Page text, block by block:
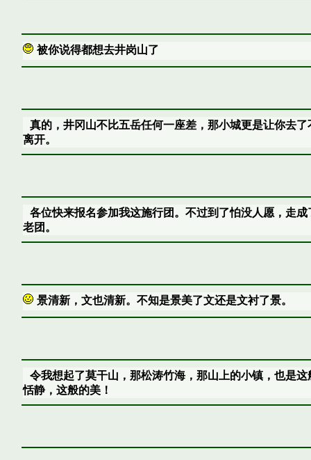
被你说得都想去井岗山了
真的，井冈山不比五岳任何一座差，那小城更是让你去了
离开。
各位快来报名参加我这施行团。不过到了怕没人愿，走成
老团。
景清新，文也清新。不知是景美了文还是文衬了景。
令我想起了莫干山，那松涛竹海，那山上的小镇，也是这
恬静，这般的美！